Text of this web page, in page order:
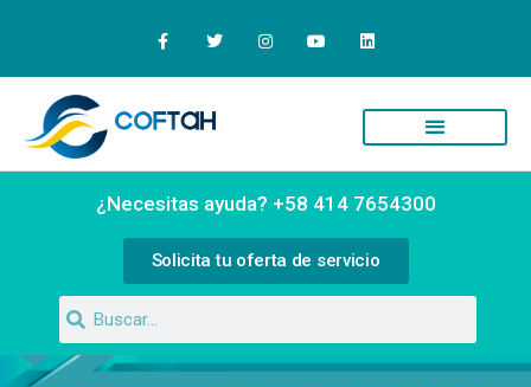
¿Necesitas ayuda? +58 414 7654300
Solicita tu oferta de servicio